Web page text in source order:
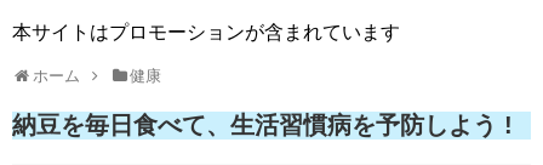
本サイトはプロモーションが含まれています
ホーム 健康
納豆を毎日食べて、生活習慣病を予防しよう !